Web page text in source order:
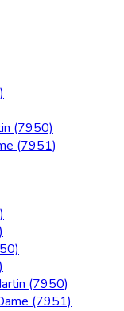
(7950)
(7951)
(7950)
(7951)